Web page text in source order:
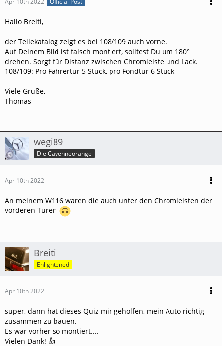
Apr 10th 2022 Official Post
Hallo Breiti,
der Teilekatalog zeigt es bei 108/109 auch vorne.
Auf Deinem Bild ist falsch montiert, solltest Du um 180°
drehen. Sorgt für Distanz zwischen Chromleiste und Lack.
108/109: Pro Fahrertür 5 Stück, pro Fondtür 6 Stück
Viele Grüße,
Thomas
wegi89
Die Cayenneorange
Apr 10th 2022
An meinem W116 waren die auch unter den Chromleisten der
vorderen Türen
Breiti
Enlightened
Apr 10th 2022
super, dann hat dieses Quiz mir geholfen, mein Auto richtig
zusammen zu bauen.
Es war vorher so montiert....
Vielen Dank! 👍